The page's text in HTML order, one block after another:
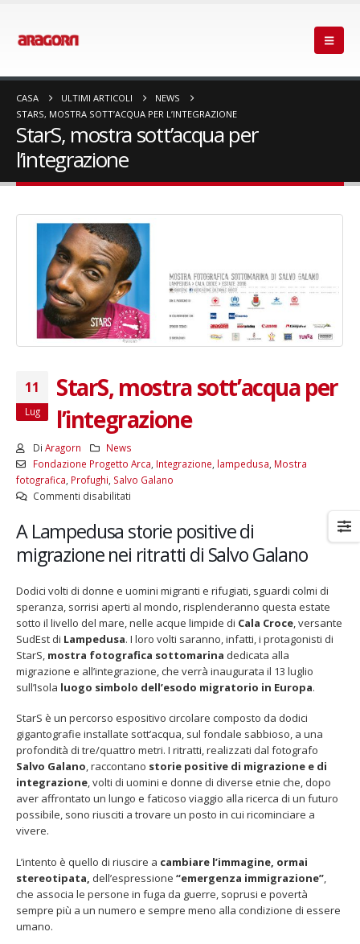
CASA ULTIMI ARTICOLI
NEWS
STARS, MOSTRA SOTT’ACQUA PER L’INTEGRAZIONE
StarS, mostra sott’acqua per
l’integrazione
11
Lug
StarS, mostra sott’acqua per
l’integrazione
Di Aragorn
News
Fondazione Progetto Arca Integrazione lampedusa Mostra
fotografica Profughi Salvo Galano
Commenti disabilitatisu
mostra
sott’acqua
per
A Lampedusa storie positive di
migrazione nei ritratti di Salvo Galano
Dodici volti di donne e uomini migranti e rifugiati, sguardi colmi di
speranza, sorrisi aperti al mondo, risplenderanno questa estate
sotto il livello del mare, nelle acque limpide di Cala Croce , versante
SudEst di Lampedusa. I loro volti saranno, infatti, i protagonisti di
StarS, mostra fotografica sottomarina dedicata alla
migrazione e all’integrazione, che verrà inaugurata il 13 luglio
sull’Isola luogo simbolo dell’esodo migratorio in Europa.
StarS è un percorso espositivo circolare composto da dodici
gigantografie installate sott’acqua, sul fondale sabbioso, a una
profondità di tre/quattro metri. I ritratti, realizzati dal fotografo
Salvo Galano, raccontano storie positive di migrazione e di
integrazione, volti di uomini e donne di diverse etnie che, dopo
aver affrontato un lungo e faticoso viaggio alla ricerca di un futuro
possibile, sono riusciti a trovare un posto in cui ricominciare a
vivere.
L’intento è quello di riuscire a cambiare l’immagine, ormai
stereotipata, dell’espressione “emergenza immigrazione”,
che associa le persone in fuga da guerre, soprusi e povertà
sempre più a un numero e sempre meno alla condizione di essere
umano.
22 giugno 2026 – Terrazze del
Cieli Azzurri
28, 2026
3 giugno 2026 – Al Teatro
Fraschini di Pavia il concerto
l’assistenza domiciliare
Marzo 17, 2026